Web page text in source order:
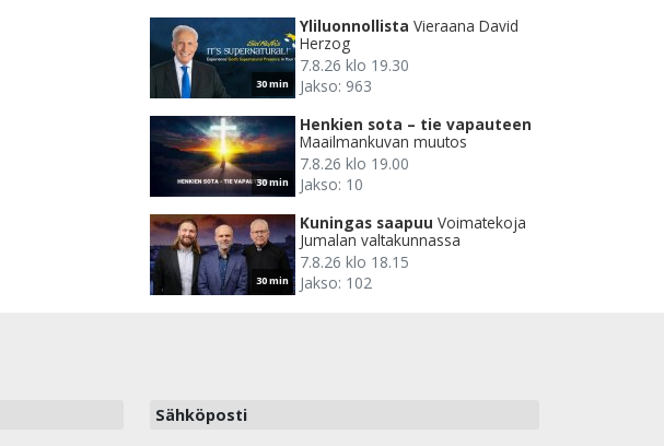
30 min
Yliluonnollista Vieraana David
Herzog
7.8.26 klo 19.30
Jakso: 963
30 min
Henkien sota – tie vapauteen
Maailmankuvan muutos
7.8.26 klo 19.00
Jakso: 10
30 min
Kuningas saapuu Voimatekoja
Jumalan valtakunnassa
7.8.26 klo 18.15
Jakso: 102
Sähköposti